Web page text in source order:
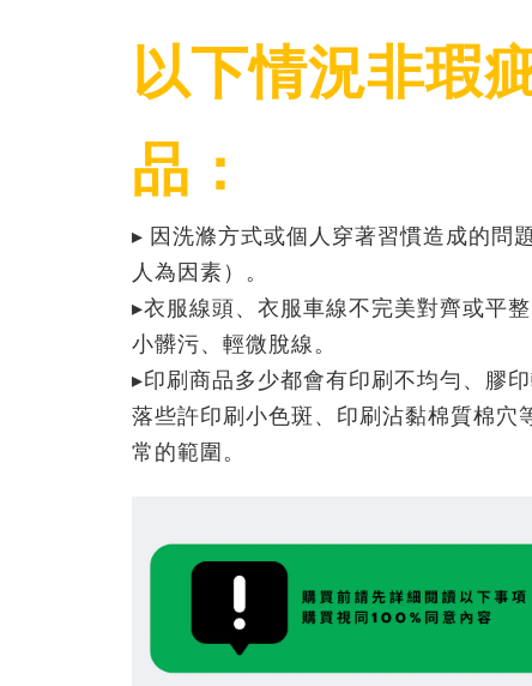
以下情況非瑕
品：
▸ 因洗滌方式或個人穿著習慣造成的問
人為因素）。
▸衣服線頭、衣服車線不完美對齊或平
小髒污、輕微脫線。
▸印刷商品多少都會有印刷不均勻、膠
落些許印刷小色斑、印刷沾黏棉質棉穴
常的範圍。